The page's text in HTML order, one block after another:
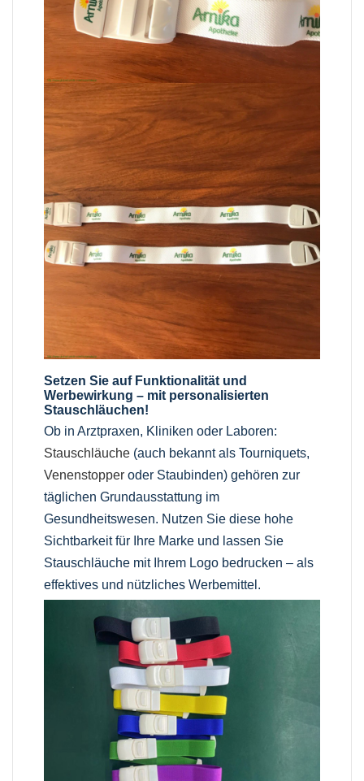
Setzen Sie auf Funktionalität und
Werbewirkung – mit personalisierten
Stauschläuchen!
Ob in Arztpraxen, Kliniken oder Laboren:
Stauschläuche (auch bekannt als Tourniquets,
Venenstopper oder Staubinden) gehören zur
täglichen Grundausstattung im
Gesundheitswesen. Nutzen Sie diese hohe
Sichtbarkeit für Ihre Marke und lassen Sie
Stauschläuche mit Ihrem Logo bedrucken – als
effektives und nützliches Werbemittel.